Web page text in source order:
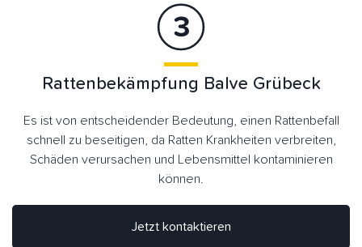
Rattenbekämpfung Balve Grübeck
Es ist von entscheidender Bedeutung, einen Rattenbefall
schnell zu beseitigen, da Ratten Krankheiten verbreiten,
Schäden verursachen und Lebensmittel kontaminieren
können.
Jetzt kontaktieren